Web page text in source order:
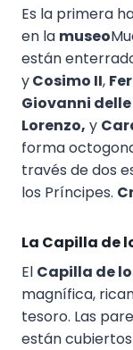
Es la primera
en la museo
están
yCosimo II,
Giovanni
Lorenzo, y
forma
través de dos
los Príncipes.
La Capilla de
El Capilla de
magnífica,
tesoro. Las
están